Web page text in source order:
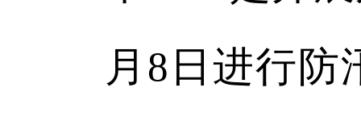
月8日进行